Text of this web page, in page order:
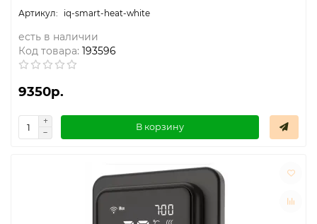
iq-smart-heat-white
есть в наличии
Код товара: 193596
9350р.
В корзину